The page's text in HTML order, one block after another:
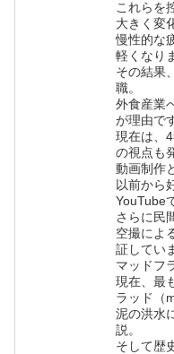
これらを
大きく変
慢性的な
軽くなり
その結果
職。
外食産業
が理由で
現在は、
の視点も
動画制作
以前から
YouTube
さらに民
空撮によ
証してい
マッドフ
現在、最
ラッド（
泥の洪水
説。
そして歴